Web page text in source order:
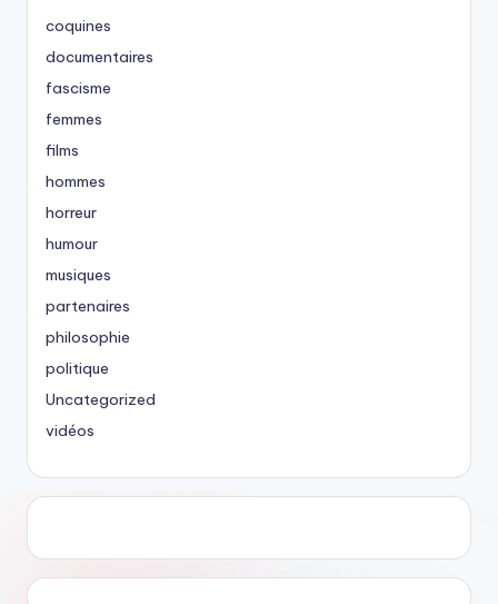
coquines
documentaires
fascisme
femmes
films
hommes
horreur
humour
musiques
partenaires
philosophie
politique
Uncategorized
vidéos